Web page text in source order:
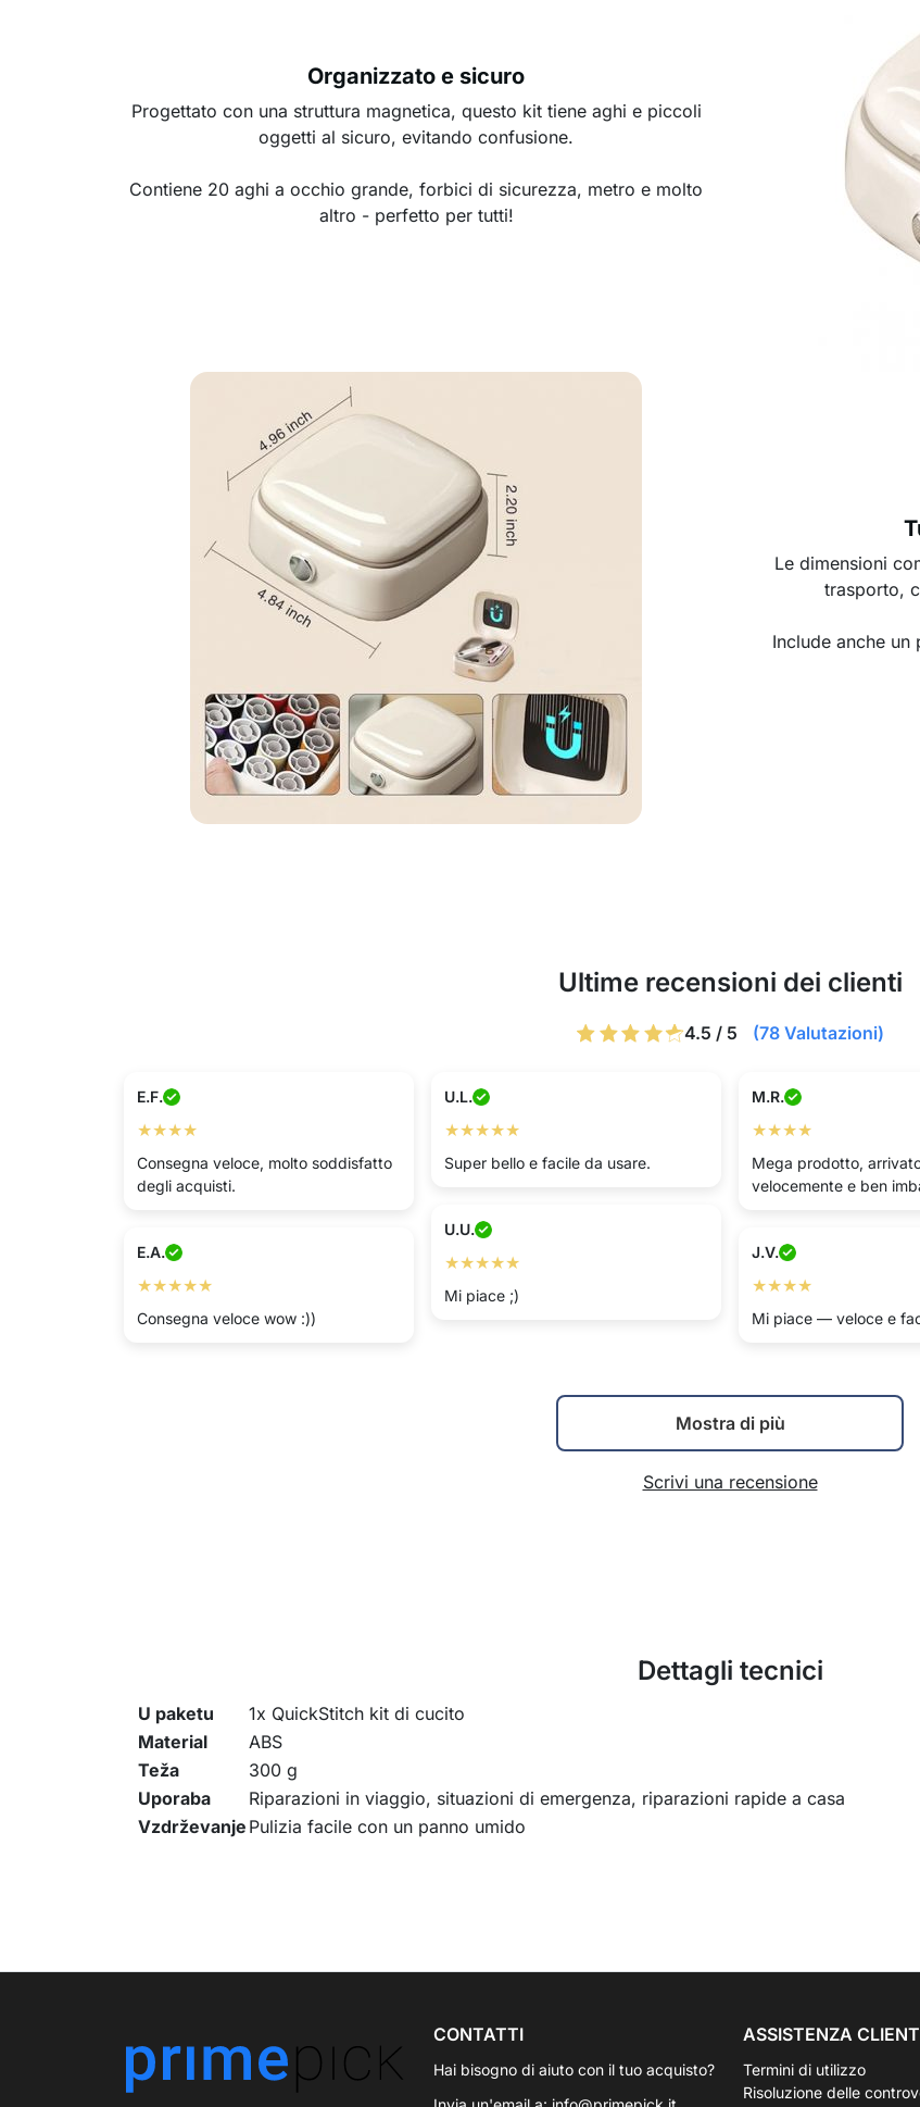
Organizzato e sicuro
Progettato con una struttura magnetica, questo kit tiene aghi e piccoli
oggetti al sicuro, evitando confusione.
Contiene 20 aghi a occhio grande, forbici di sicurezza, metro e molto
altro - perfetto per tutti!
Le dimensioni
trasporto,
Include anche
Ultime recensioni dei clienti
4.5 / 5 (78 Valutazioni)
E.F.
★★★★
Consegna veloce, molto soddisfatto
degli acquisti.
U.L.
★★★★★
Super bello e facile da usare.
M.R.
★★★★
Mega prodotto,
velocemente e ben
U.U.
★★★★★
Mi piace ;)
E.A.
★★★★★
Consegna veloce wow :))
J.V.
★★★★
Mi piace — veloce e
Mostra di più
Scrivi una recensione
Dettagli tecnici
U paketu
1x QuickStitch kit di cucito
Material
ABS
Teža
300 g
Uporaba
Riparazioni in viaggio, situazioni di emergenza, riparazioni rapide a casa
Vzdrževanje Pulizia facile con un panno umido
CONTATTI
Hai bisogno di aiuto con il tuo acquisto?
ASSISTENZA
Termini di utilizzo
Risoluzione delle